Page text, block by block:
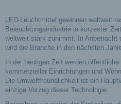
LED-Leuchtmittel gewinnen weltweit
Beleuchtungsindustrie in kürzester
weltweit stark zunimmt. In Anbetracht
wird die Branche in den nächsten
In der heutigen Zeit werden
kommerzieller Einrichtungen und
Die Umweltfreundlichkeit ist ein
einzige Vorzug dieser Technologie.